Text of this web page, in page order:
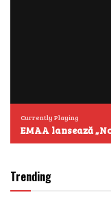
Currently Playing
Trending